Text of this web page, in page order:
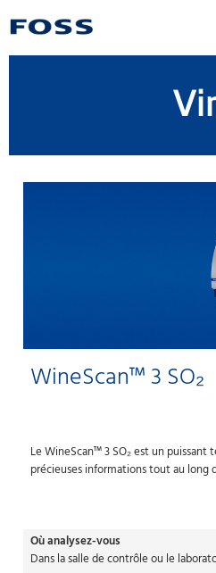
WineScan™ 3 SO₂
Le WineScan™ 3 SO₂ est un
précieuses informations tout au long
Où analysez-vous
Dans la salle de contrôle ou le